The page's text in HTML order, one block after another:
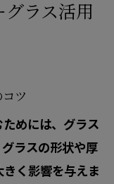
ラス活用
ツ
めには、グラス
ラスの形状や厚
く影響を与えま